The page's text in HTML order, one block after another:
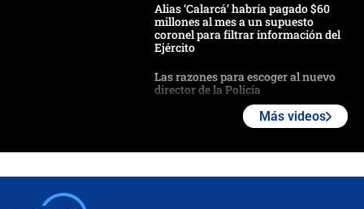
Alias ‘Calarcá’ habría pagado $60
millones al mes a un supuesto
coronel para filtrar información del
Ejército
Las razones para escoger al nuevo
director de la Policía
Más videos